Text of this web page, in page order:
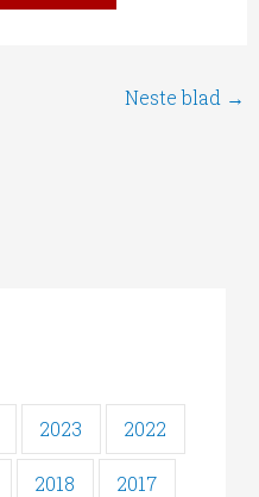
Neste blad →
2023 2022
2018 2017